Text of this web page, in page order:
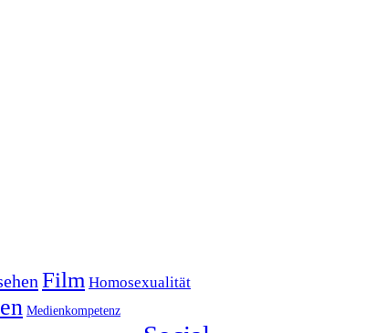
Film Homosexualität
Medienkompetenz